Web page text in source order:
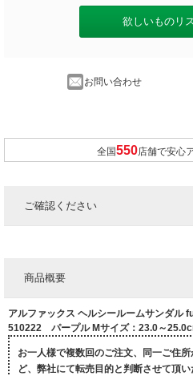
欲しいものリ
お問い合わせ
全国 店舗で安心
ご確認ください
商品概要
アルファックス ヘルシールームサンダル
510222 パープル Mサイズ：23.0～
お一人様で複数回のご注文、同一ご住
ど、弊社にて転売目的と判断させて頂